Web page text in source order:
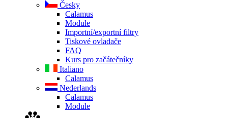
Česky
Calamus
Module
Importní/exportní filtry
Tiskové ovladače
FAQ
Kurs pro začátečníky
Italiano
Calamus
Nederlands
Calamus
Module